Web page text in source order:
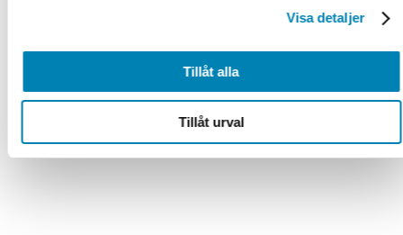
Visa detaljer
Tillåt alla
Tillåt urval